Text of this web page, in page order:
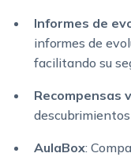
Informes de
informes de
facilitando su
Recompensas
AulaBox: